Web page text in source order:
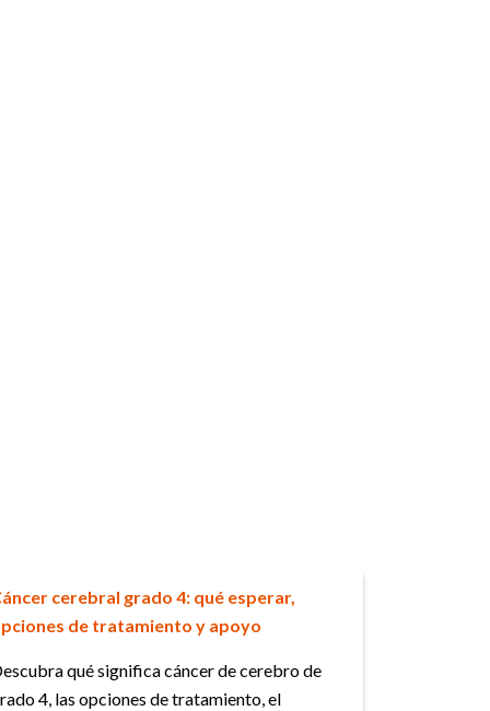
cerebral grado 4: qué esperar,
de tratamiento y apoyo
qué significa cáncer de cerebro de
4, las opciones de tratamiento, el